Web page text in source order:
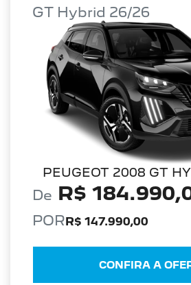
GT Hybrid 26/26
PEUGEOT 2008 GT
De R$
PORR$ 147.990,00
CONFIRA A